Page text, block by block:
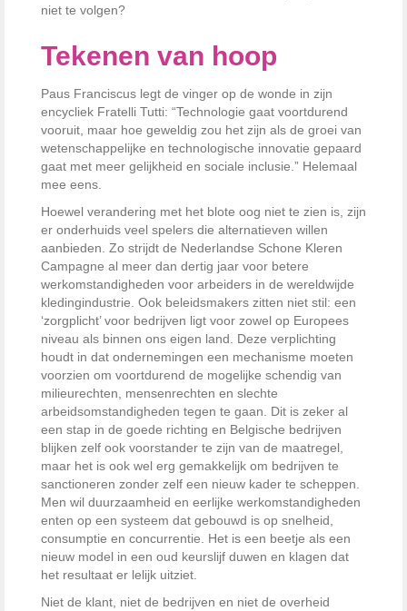
niet te volgen?
Tekenen van hoop
Paus Franciscus legt de vinger op de wonde in zijn
encycliek Fratelli Tutti: “Technologie gaat voortdurend
vooruit, maar hoe geweldig zou het zijn als de groei van
wetenschappelijke en technologische innovatie gepaard
gaat met meer gelijkheid en sociale inclusie.” Helemaal
mee eens.
Hoewel verandering met het blote oog niet te zien is, zijn
er onderhuids veel spelers die alternatieven willen
aanbieden. Zo strijdt de Nederlandse Schone Kleren
Campagne al meer dan dertig jaar voor betere
werkomstandigheden voor arbeiders in de wereldwijde
kledingindustrie. Ook beleidsmakers zitten niet stil: een
‘zorgplicht’ voor bedrijven ligt voor zowel op Europees
niveau als binnen ons eigen land. Deze verplichting
houdt in dat ondernemingen een mechanisme moeten
voorzien om voortdurend de mogelijke schendig van
milieurechten, mensenrechten en slechte
arbeidsomstandigheden tegen te gaan. Dit is zeker al
een stap in de goede richting en Belgische bedrijven
blijken zelf ook voorstander te zijn van de maatregel,
maar het is ook wel erg gemakkelijk om bedrijven te
sanctioneren zonder zelf een nieuw kader te scheppen.
Men wil duurzaamheid en eerlijke werkomstandigheden
enten op een systeem dat gebouwd is op snelheid,
consumptie en concurrentie. Het is een beetje als een
nieuw model in een oud keurslijf duwen en klagen dat
het resultaat er lelijk uitziet.
Niet de klant, niet de bedrijven en niet de overheid